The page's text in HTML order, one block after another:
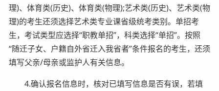
理)、体育类(历史)、体育类(物理);艺术类(历史)、艺术类(物
理)的考生还须选择艺术类专业课省级统考类别。单招考
生，考试类型应选择“职教单招”，科类选择“单招”。按照
“随迁子女、户籍自外省迁入我省者”条件报名的考生，还须
填写父亲/母亲或监护人有关信息。
4.确认报名信息时，核对已填写信息是否有误，若填